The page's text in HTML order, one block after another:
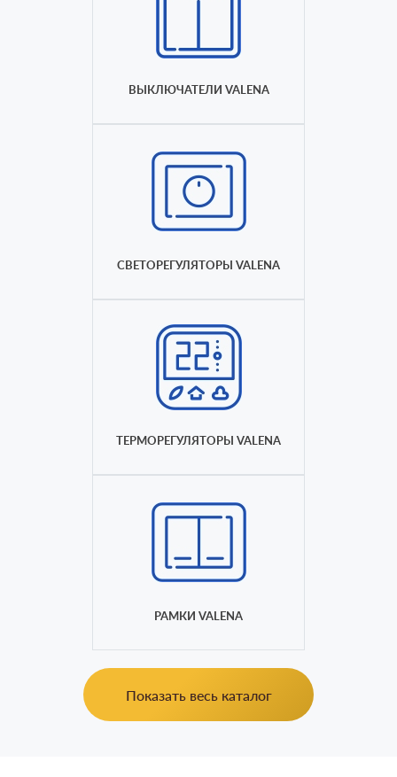
ВЫКЛЮЧАТЕЛИ VALENA
СВЕТОРЕГУЛЯТОРЫ VALENA
ТЕРМОРЕГУЛЯТОРЫ VALENA
РАМКИ VALENA
Показать весь каталог